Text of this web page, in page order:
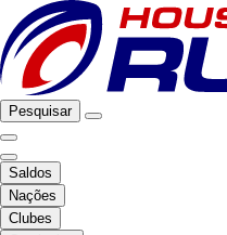
Pesquisar
Saldos
Nações
Clubes